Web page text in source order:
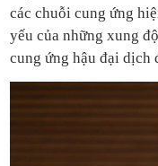
các chuỗi cung ứng
yếu của những xung
cung ứng hậu đại dịch